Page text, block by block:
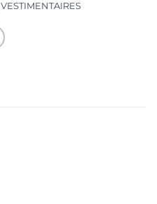
VESTIMENTAIRES